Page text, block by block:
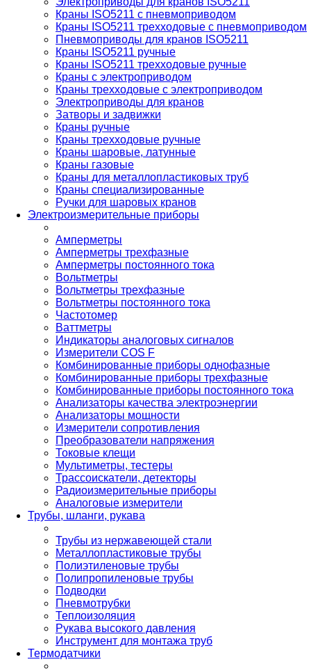
Краны ISO5211 с пневмоприводом
Краны ISO5211 трехходовые с пневмоприводом
Пневмоприводы для кранов ISO5211
Краны ISO5211 ручные
Краны ISO5211 трехходовые ручные
Краны с электроприводом
Краны трехходовые с электроприводом
Электроприводы для кранов
Затворы и задвижки
Краны ручные
Краны трехходовые ручные
Краны шаровые, латунные
Краны газовые
Краны для металлопластиковых труб
Краны специализированные
Ручки для шаровых кранов
Электроизмерительные приборы
Амперметры
Амперметры трехфазные
Амперметры постоянного тока
Вольтметры
Вольтметры трехфазные
Вольтметры постоянного тока
Частотомер
Ваттметры
Индикаторы аналоговых сигналов
Измерители COS F
Комбинированные приборы однофазные
Комбинированные приборы трехфазные
Комбинированные приборы постоянного тока
Анализаторы качества электроэнергии
Анализаторы мощности
Измерители сопротивления
Преобразователи напряжения
Токовые клещи
Мультиметры, тестеры
Трассоискатели, детекторы
Радиоизмерительные приборы
Аналоговые измерители
Трубы, шланги, рукава
Трубы из нержавеющей стали
Металлопластиковые трубы
Полиэтиленовые трубы
Полипропиленовые трубы
Подводки
Пневмотрубки
Теплоизоляция
Рукава высокого давления
Инструмент для монтажа труб
Термодатчики